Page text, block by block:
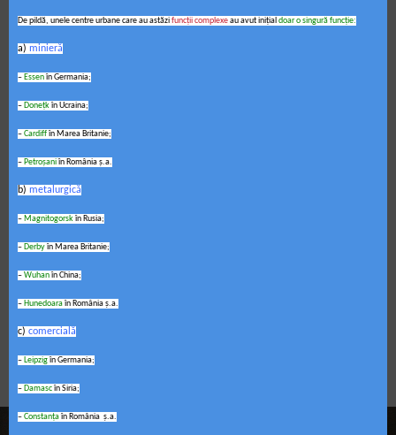
De pildă, unele centre urbane care au astăzifuncţii complexeau avut iniţialdoar o singură funcţie:
a) minieră
–Essenîn Germania;
–Doneţkîn Ucraina;
–Cardiffîn Marea Britanie;
–Petroşaniîn România ş.a.
b) metalurgică
–Magnitogorskîn Rusia;
–Derbyîn Marea Britanie;
–Wuhanîn China;
–Hunedoaraîn România ş.a.
c) comercială
–Leipzigîn Germania;
–Damascîn Siria;
–Constanţaîn România ş.a.